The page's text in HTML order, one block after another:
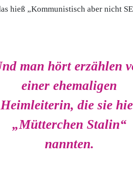
hieß „Kommunistisch aber nicht
man hört erzählen
einer ehemaligen
Heimleiterin, die sie
„Mütterchen Stalin“
nannten.